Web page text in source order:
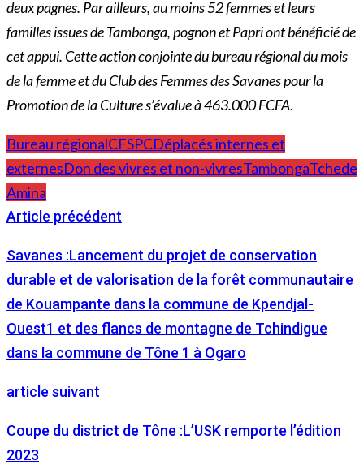
deux pagnes. Par ailleurs, au moins 52 femmes et leurs
familles issues de Tambonga, pognon et Papri ont bénéficié de
cet appui. Cette action conjointe du bureau régional du mois
de la femme et du Club des Femmes des Savanes pour la
Promotion de la Culture s’évalue à 463.000 FCFA.
Bureau régionalCFSPCDéplacés internes et
externesDon des vivres et non-vivresTambongaTchede
Amina
Article précédent
Savanes :Lancement du projet de conservation
durable et de valorisation de la forêt communautaire
de Kouampante dans la commune de Kpendjal-
Ouest1 et des flancs de montagne de Tchindigue
dans la commune de Tône 1 à Ogaro
article suivant
Coupe du district de Tône :L’USK remporte l’édition
2023